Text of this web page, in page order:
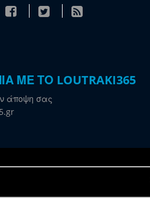
ΜΕ ΤΟ LOUTRAKI365
άποψη σας